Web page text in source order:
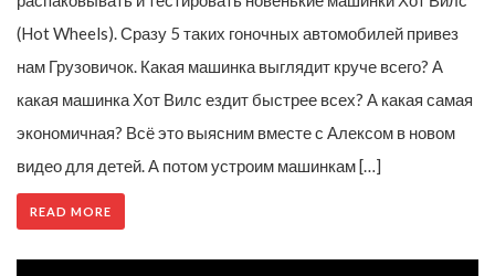
(Hot Wheels). Сразу 5 таких гоночных автомобилей привез
нам Грузовичок. Какая машинка выглядит круче всего? А
какая машинка Хот Вилс ездит быстрее всех? А какая самая
экономичная? Всё это выясним вместе с Алексом в новом
видео для детей. А потом устроим машинкам […]
READ MORE